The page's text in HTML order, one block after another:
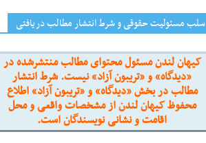
سلب مسئولیت حقوقی و شرط انتشار مطالب دریافتی
کیهان لندن مسئول محتوای مطالب منتشرشده در
«دیدگاه» و «تریبون آزاد» نیست. شرط انتشار
مطالب در بخش «دیدگاه» و «تریبون آزاد» اطلاع
محفوظ کیهان لندن از مشخصات واقعی و محل
اقامت و نشانی نویسندگان است.